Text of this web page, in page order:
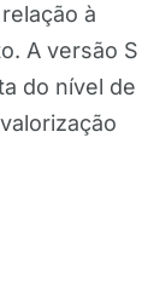
à
A versão S
do nível de